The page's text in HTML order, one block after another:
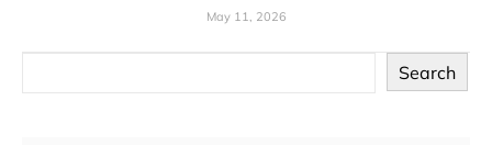
May 11, 2026
Search